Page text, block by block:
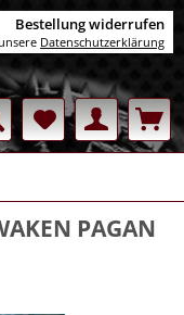
PAGAN
Bestellung widerrufen
Datenschutzerklärung